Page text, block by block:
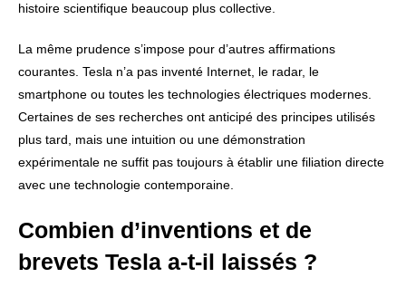
histoire scientifique beaucoup plus collective.
La même prudence s’impose pour d’autres affirmations
courantes. Tesla n’a pas inventé Internet, le radar, le
smartphone ou toutes les technologies électriques modernes.
Certaines de ses recherches ont anticipé des principes utilisés
plus tard, mais une intuition ou une démonstration
expérimentale ne suffit pas toujours à établir une filiation directe
avec une technologie contemporaine.
Combien d’inventions et de
brevets Tesla a-t-il laissés ?